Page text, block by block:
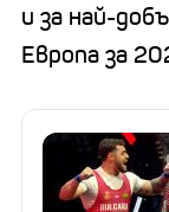
и за най-
Европа за